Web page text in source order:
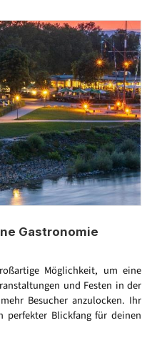
Gastronomie
Möglichkeit, um eine
und Festen in der
Besucher anzulocken. Ihr
Blickfang für deinen